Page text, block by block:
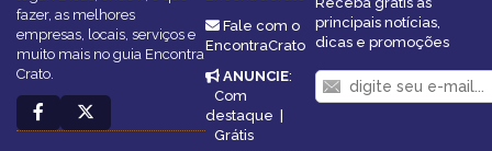
fazer, as melhores
empresas, locais, serviços e
muito mais no guia Encontra
Crato.
Fale com o
EncontraCrato
ANUNCIE:
Com
destaque |
Grátis
principais notícias,
dicas e promoções